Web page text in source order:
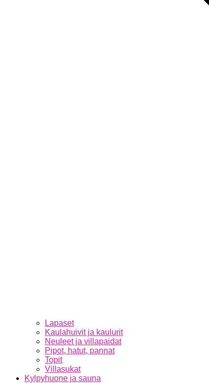
Lapaset
Kaulahuivit ja kaulurit
Neuleet ja villapaidat
Pipot, hatut, pannat
Topit
Villasukat
Kylpyhuone ja sauna